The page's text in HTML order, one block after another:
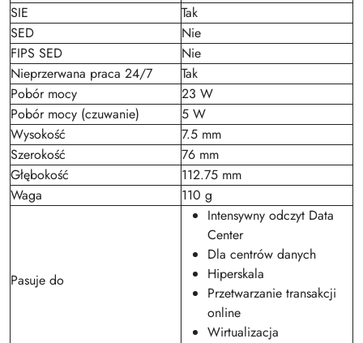
SIE
Tak
SED
Nie
FIPS SED
Nie
Nieprzerwana praca 24/7
Tak
Pobór mocy
23 W
Pobór mocy (czuwanie)
5 W
Wysokość
7.5 mm
Szerokość
76 mm
Głębokość
112.75 mm
Waga
110 g
Pasuje do
Intensywny odczyt Data
Center
Dla centrów danych
Hiperskala
Przetwarzanie transakcji
online
Wirtualizacja